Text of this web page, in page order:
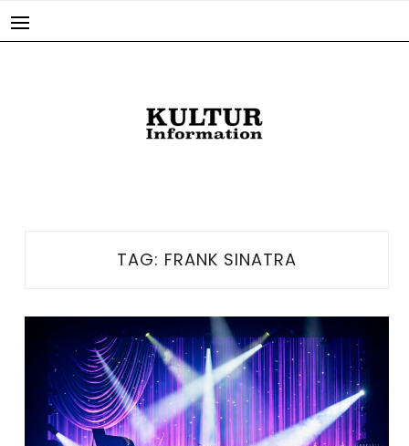
TAG: FRANK SINATRA